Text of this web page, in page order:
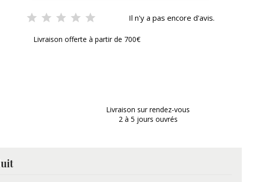
Il n'y a pas encore d'avis.
Livraison offerte à partir de 700€
Livraison sur rendez-vous
2 à 5 jours ouvrés